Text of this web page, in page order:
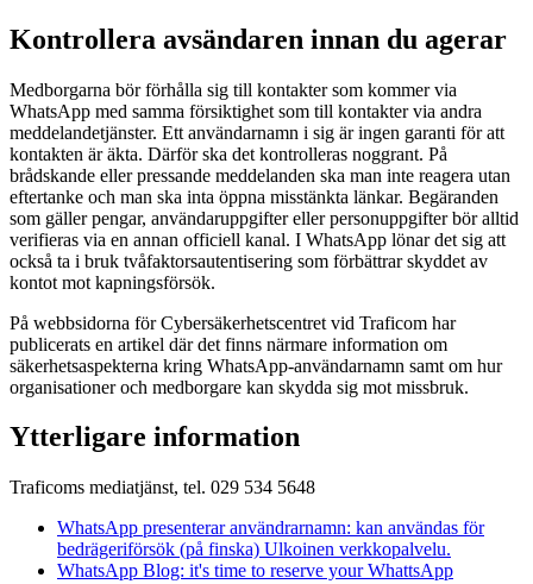
Kontrollera avsändaren innan du agerar
Medborgarna bör förhålla sig till kontakter som kommer via
WhatsApp med samma försiktighet som till kontakter via andra
meddelandetjänster. Ett användarnamn i sig är ingen garanti för att
kontakten är äkta. Därför ska det kontrolleras noggrant. På
brådskande eller pressande meddelanden ska man inte reagera utan
eftertanke och man ska inta öppna misstänkta länkar. Begäranden
som gäller pengar, användaruppgifter eller personuppgifter bör alltid
verifieras via en annan officiell kanal. I WhatsApp lönar det sig att
också ta i bruk tvåfaktorsautentisering som förbättrar skyddet av
kontot mot kapningsförsök.
På webbsidorna för Cybersäkerhetscentret vid Traficom har
publicerats en artikel där det finns närmare information om
säkerhetsaspekterna kring WhatsApp-användarnamn samt om hur
organisationer och medborgare kan skydda sig mot missbruk.
Ytterligare information
Traficoms mediatjänst, tel. 029 534 5648
WhatsApp presenterar användrarnamn: kan användas för
bedrägeriförsök (på finska) Ulkoinen verkkopalvelu.
WhatsApp Blog: it's time to reserve your WhattsApp